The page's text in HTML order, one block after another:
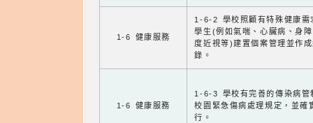
1-6 健康服務
1-6-2 學校照顧有特殊健康需
學生(例如氣喘、心臟病、身
度近視等)建置個案管理並作
錄。
1-6 健康服務
1-6-3 學校有完善的傳染病管
校園緊急傷病處理規定，並確
行。